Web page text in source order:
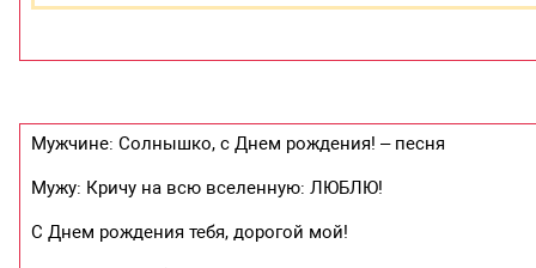
Мужчине: Солнышко, с Днем рождения! – песня
Мужу: Кричу на всю вселенную: ЛЮБЛЮ!
С Днем рождения тебя, дорогой мой!